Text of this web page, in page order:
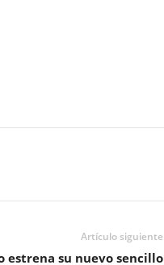
Artículo siguiente
estrena su nuevo sencillo